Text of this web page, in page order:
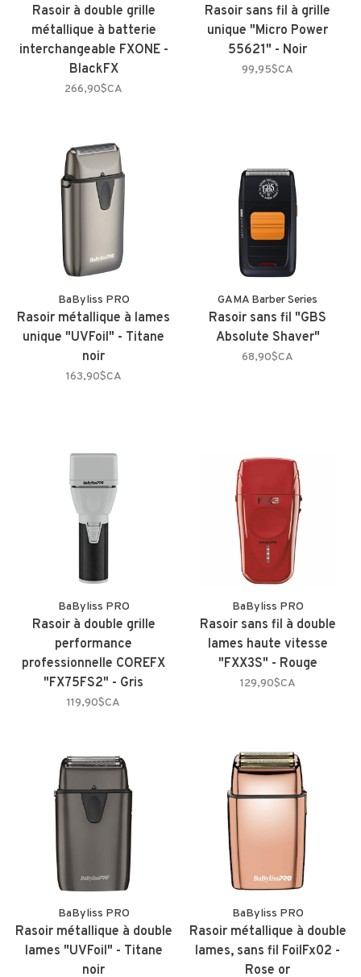
Rasoir à double grille
métallique à batterie
interchangeable FXONE -
BlackFX
266,90$CA
Rasoir sans fil à grille
unique "Micro Power
55621" - Noir
99,95$CA
BaByliss PRO
Rasoir métallique à lames
unique "UVFoil" - Titane
noir
163,90$CA
GAMA Barber Series
Rasoir sans fil "GBS
Absolute Shaver"
68,90$CA
BaByliss PRO
Rasoir à double grille
performance
professionnelle COREFX
"FX75FS2" - Gris
119,90$CA
BaByliss PRO
Rasoir sans fil à double
lames haute vitesse
"FXX3S" - Rouge
129,90$CA
BaByliss PRO
Rasoir métallique à double
lames "UVFoil" - Titane
noir
BaByliss PRO
Rasoir métallique à double
lames, sans fil FoilFx02 -
Rose or